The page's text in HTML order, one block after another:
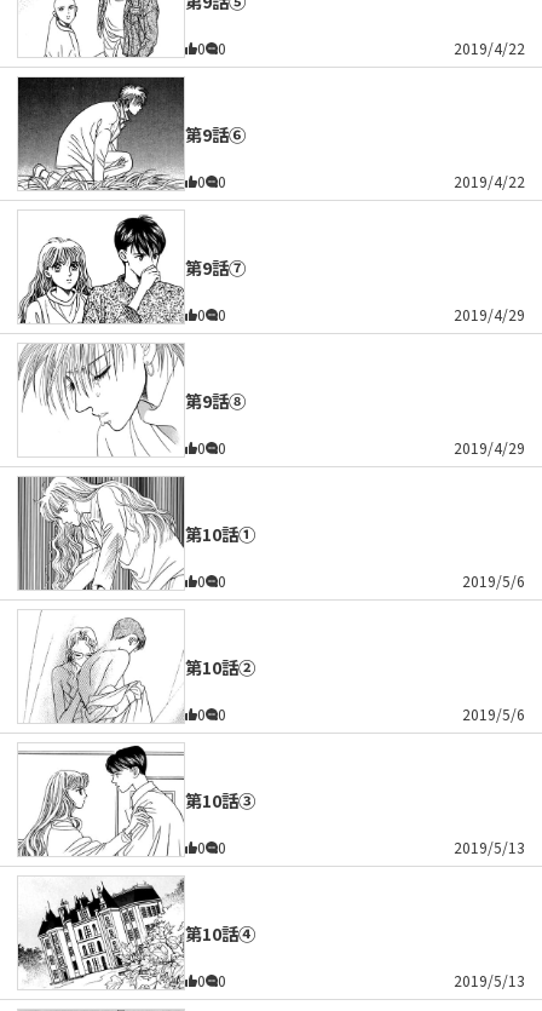
0 0 2019/4/22
第9話⑥
0 0 2019/4/22
第9話⑦
0 0 2019/4/29
第9話⑧
0 0 2019/4/29
第10話①
0 0 2019/5/6
第10話②
0 0 2019/5/6
第10話③
0 0 2019/5/13
第10話④
0 0 2019/5/13